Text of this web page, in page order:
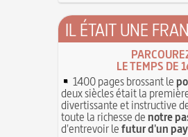
IL ÉTAIT UNE
LE TEMPS DE
1400 pages brossant le
deux siècles était la
divertissante et instructive
toute la richesse denotre
d'entrevoir lefutur d'un